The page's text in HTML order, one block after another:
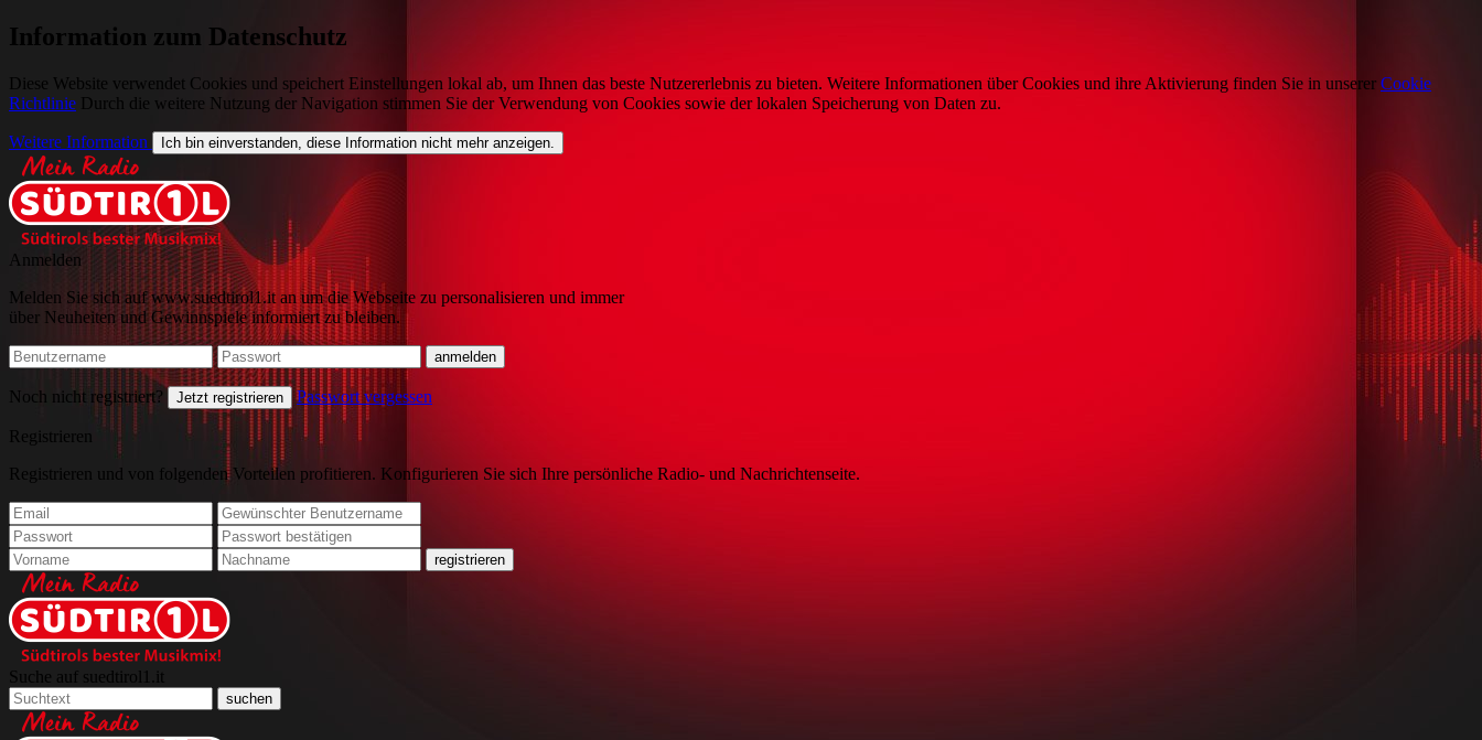
Information zum Datenschutz
Diese Website verwendet Cookies und speichert Einstellungen lokal ab, um Ihnen das beste Nutzererlebnis zu bieten. Weitere Informationen über Cookies und ihre Aktivierung finden Sie in unserer Cookie
Richtlinie Durch die weitere Nutzung der Navigation stimmen Sie der Verwendung von Cookies sowie der lokalen Speicherung von Daten zu.
Weitere Information Ich bin einverstanden, diese Information nicht mehr anzeigen.
Anmelden
Melden Sie sich auf www.suedtirol1.it an um die Webseite zu personalisieren und immer
über Neuheiten und Gewinnspiele informiert zu bleiben.
Noch nicht registriert? Jetzt registrieren Passwort vergessen
Registrieren
Registrieren und von folgenden Vorteilen profitieren. Konfigurieren Sie sich Ihre persönliche Radio- und Nachrichtenseite.
Suche auf suedtirol1.it